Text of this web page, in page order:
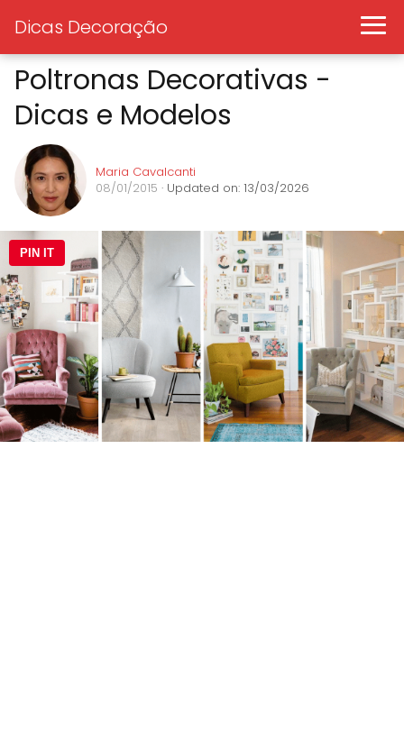
Dicas Decoração
Poltronas Decorativas -
Dicas e Modelos
Maria Cavalcanti
08/01/2015 · Updated on: 13/03/2026
PIN IT